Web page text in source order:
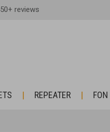
reviews
REPEATER FON